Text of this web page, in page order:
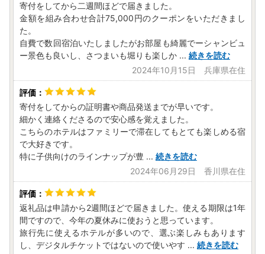
寄付をしてから二週間ほどで届きました。
金額を組み合わせ合計75,000円のクーポンをいただきまし
た。
自費で数回宿泊いたしましたがお部屋も綺麗でーシャンビュ
ー景色も良いし、さつまいも堀りも楽しか ... 続きを読む
2024年10月15日 兵庫県在住
寄付をしてからの証明書や商品発送までが早いです。
細かく連絡くださるので安心感を覚えました。
こちらのホテルはファミリーで滞在してもとても楽しめる宿
で大好きです。
特に子供向けのラインナップが豊 ... 続きを読む
2024年06月29日 香川県在住
返礼品は申請から2週間ほどで届きました。使える期限は1年
間ですので、今年の夏休みに使おうと思っています。
旅行先に使えるホテルが多いので、選ぶ楽しみもあります
し、デジタルチケットではないので使いやす ... 続きを読む